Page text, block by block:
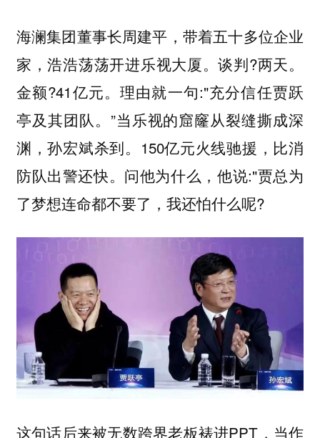
海澜集团董事长周建平，带着五十多位企业
家，浩浩荡荡开进乐视大厦。谈判?两天。
金额?41亿元。理由就一句:"充分信任贾跃
亭及其团队。”当乐视的窟窿从裂缝撕成深
渊，孙宏斌杀到。150亿元火线驰援，比消
防队出警还快。问他为什么，他说:"贾总为
了梦想连命都不要了，我还怕什么呢?
这句话后来被无数跨界老板裱进PPT，当作